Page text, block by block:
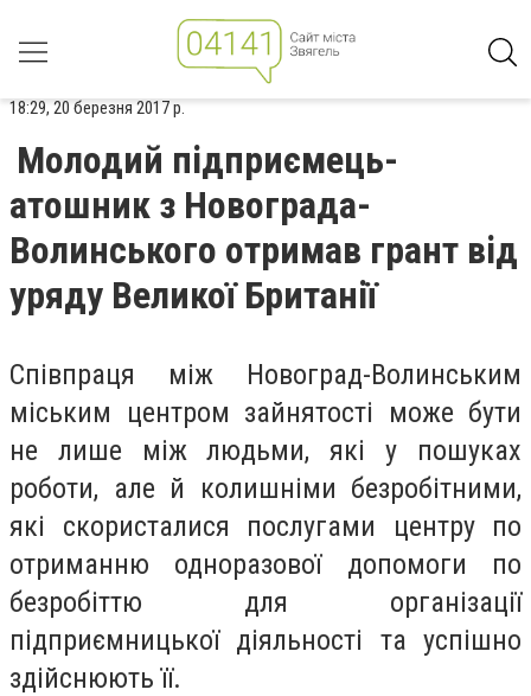
18:29, 20 березня 2017 р.
Молодий підприємець-
атошник з Новограда-
Волинського отримав грант від
уряду Великої Британії
Співпраця між Новоград-Волинським
міським центром зайнятості може бути
не лише між людьми, які у пошуках
роботи, але й колишніми безробітними,
які скористалися послугами центру по
отриманню одноразової допомоги по
безробіттю для організації
підприємницької діяльності та успішно
здійснюють її.